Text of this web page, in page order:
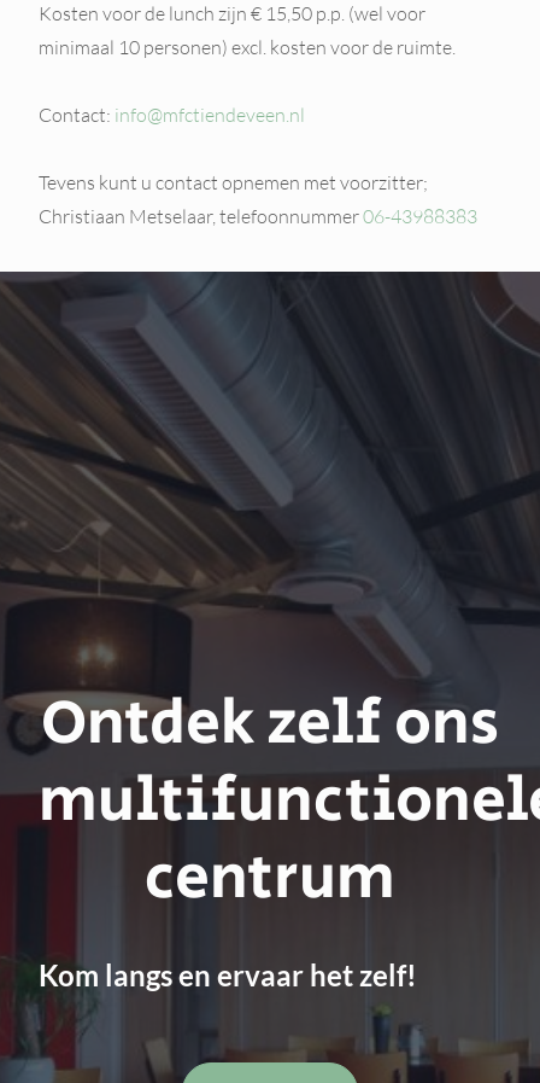
Kosten voor de lunch zijn € 15,50 p.p. (wel voor
minimaal 10 personen) excl. kosten voor de ruimte.
Contact: info@mfctiendeveen.nl
Tevens kunt u contact opnemen met voorzitter;
Christiaan Metselaar, telefoonnummer06-43988383
Ontdek zelf ons
centrum
Kom langs en ervaar het zelf!